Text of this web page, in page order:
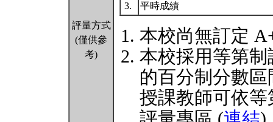
評量方式
(僅供參
考)
3.
平時成績
本校尚無訂定
本校採用等第
的百分制分數
授課教師可依